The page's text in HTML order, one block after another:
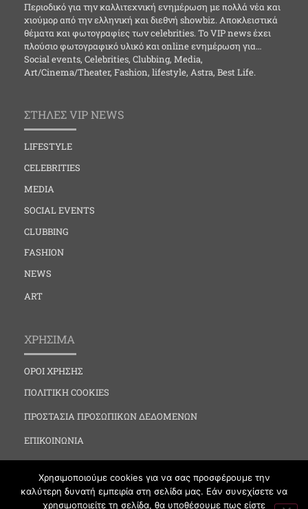
Περιοδικό για την καλλιτεχνική ενημέρωση με πολλά νέα και
χιούμορ από την ελληνική και διεθνή showbiz. Αποκλειστικά
θέματα και φωτογραφίες των celebrities. Το VIP news έχει
πλούσιο φωτογραφικό υλικό και online ενημέρωση για…
Social events, Celebrities, Clubbing, Media,
Art/Cinema/Theater, Fashion, lifestyle, Astra, Best Life.
ΣΤΗΛΕΣ VIP NEWS
LIFESTYLE
CELEBRITIES
MEDIA
SOCIAL EVENTS
CLUBBING
FASHION
NEWS
ART
ΧΡΗΣΙΜΑ
ΟΡΟΙ ΧΡΗΣΗΣ
ΠΟΛΙΤΙΚΗ COOKIES
ΠΡΟΣΤΑΣΙΑ ΠΡΟΣΩΠΙΚΩΝ ΔΕΔΟΜΕΝΩΝ
ΕΠΙΚΟΙΝΩΝΙΑ
Χρησιμοποιούμε cookies για να σας προσφέρουμε την
καλύτερη δυνατή εμπειρία στη σελίδα μας. Εάν συνεχίσετε να
χρησιμοποιείτε τη σελίδα, θα υποθέσουμε πως είστε